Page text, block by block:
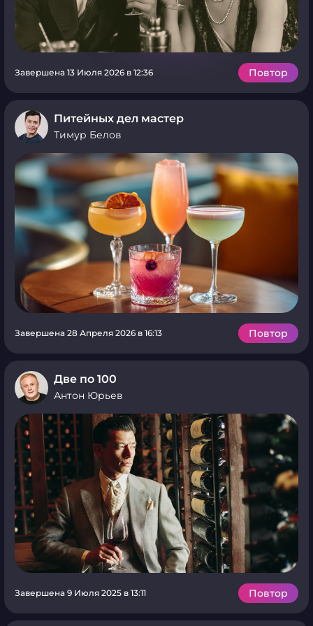
Завершена 13 Июля 2026 в 12:36 Повтор
Питейных дел мастер
Тимур Белов
Завершена 28 Апреля 2026 в 16:13 Повтор
Две по 100
Антон Юрьев
Завершена 9 Июля 2025 в 13:11 Повтор